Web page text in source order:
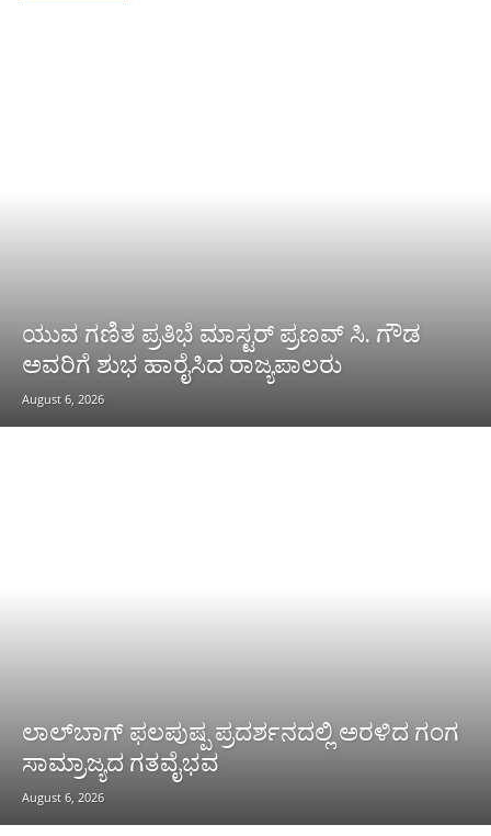
ಯುವ ಗಣಿತ ಪ್ರತಿಭೆ ಮಾಸ್ಟರ್ ಪ್ರಣವ್ ಸಿ. ಗೌಡ
ಅವರಿಗೆ ಶುಭ ಹಾರೈಸಿದ ರಾಜ್ಯಪಾಲರು
August 6, 2026
ಲಾಲ್‌ಬಾಗ್ ಫಲಪುಷ್ಪ ಪ್ರದರ್ಶನದಲ್ಲಿ ಅರಳಿದ ಗಂಗ
ಸಾಮ್ರಾಜ್ಯದ ಗತವೈಭವ
August 6, 2026